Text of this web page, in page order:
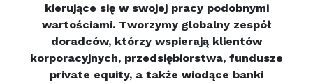
kierujące się w swojej pracy podobnymi
wartościami. Tworzymy globalny zespół
doradców, którzy wspierają klientów
korporacyjnych, przedsiębiorstwa, fundusze
private equity, a także wiodące banki